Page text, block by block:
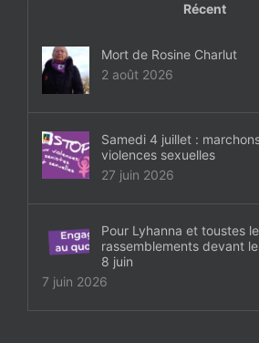
Récent
Mort de Rosine Charlut
2 août 2026
Samedi 4 juillet :
violences sexuelles
27 juin 2026
Pour Lyhanna et toustes
rassemblements devant
8 juin
7 juin 2026